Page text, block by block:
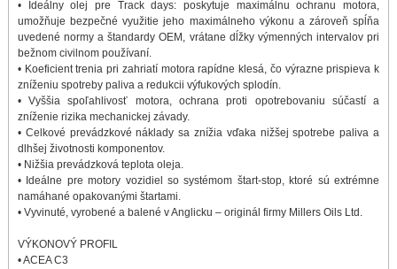
• Ideálny olej pre Track days: poskytuje maximálnu ochranu motora,
umožňuje bezpečné využitie jeho maximálneho výkonu a zároveň spĺňa
uvedené normy a štandardy OEM, vrátane dĺžky výmenných intervalov pri
bežnom civilnom používaní.
• Koeficient trenia pri zahriatí motora rapídne klesá, čo výrazne prispieva k
zníženiu spotreby paliva a redukcii výfukových splodín.
• Vyššia spoľahlivosť motora, ochrana proti opotrebovaniu súčastí a
zníženie rizika mechanickej závady.
• Celkové prevádzkové náklady sa znížia vďaka nižšej spotrebe paliva a
dlhšej životnosti komponentov.
• Nižšia prevádzková teplota oleja.
• Ideálne pre motory vozidiel so systémom štart-stop, ktoré sú extrémne
namáhané opakovanými štartami.
• Vyvinuté, vyrobené a balené v Anglicku – originál firmy Millers Oils Ltd.
VÝKONOVÝ PROFIL
• ACEA C3